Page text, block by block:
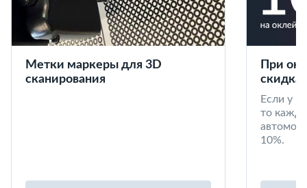
Метки маркеры для 3D
сканирования
При
скидка
Если у
то
10%.